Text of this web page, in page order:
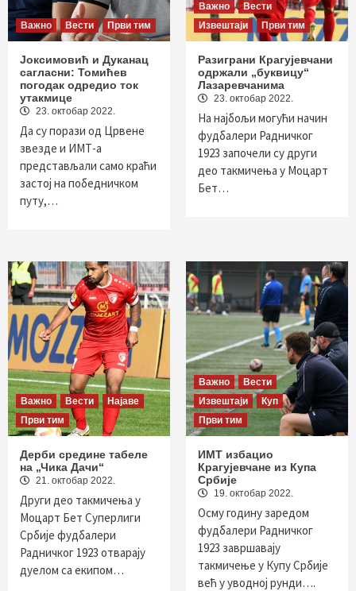
Важно Вести Први тим
Јоксимовић и Дуканац
сагласни: Томићев
погодак одредио ток
утакмице
23. октобар 2022.
Да су порази од Црвене
звезде и ИМТ-а
представљали само краћи
застој на победничком
путу,…
Важно
Вести
Извештаји
Први тим
Разиграни Крагујевчани
одржали „буквицу“
Лазаревчанима
23. октобар 2022.
На најбољи могући начин
фудбалери Радничког
1923 започели су други
део такмичења у Моцарт
Бет…
Важно Вести
Најаве
Први тим
Дерби средине табеле
на „Чика Дачи“
21. октобар 2022.
Други део такмичења у
Моцарт Бет Суперлиги
Србије фудбалери
Радничког 1923 отварају
дуелом са екипом…
Важно
Вести
Извештаји
Куп
Први тим
ИМТ избацио
Крагујевчане из Купа
Србије
19. октобар 2022.
Осму годину заредом
фудбалери Радничког
1923 завршавају
такмичење у Купу Србије
већ у уводној рунди….